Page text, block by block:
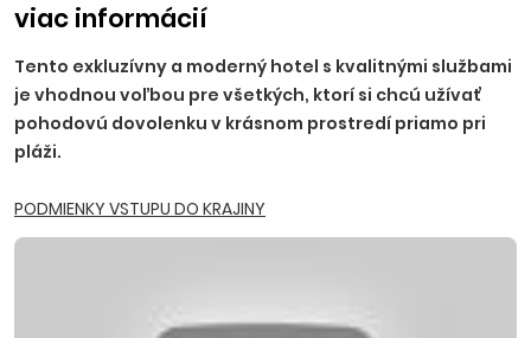
viac informácií
Tento exkluzívny a moderný hotel s kvalitnými službami
je vhodnou voľbou pre všetkých, ktorí si chcú užívať
pohodovú dovolenku v krásnom prostredí priamo pri
pláži.
PODMIENKY VSTUPU DO KRAJINY